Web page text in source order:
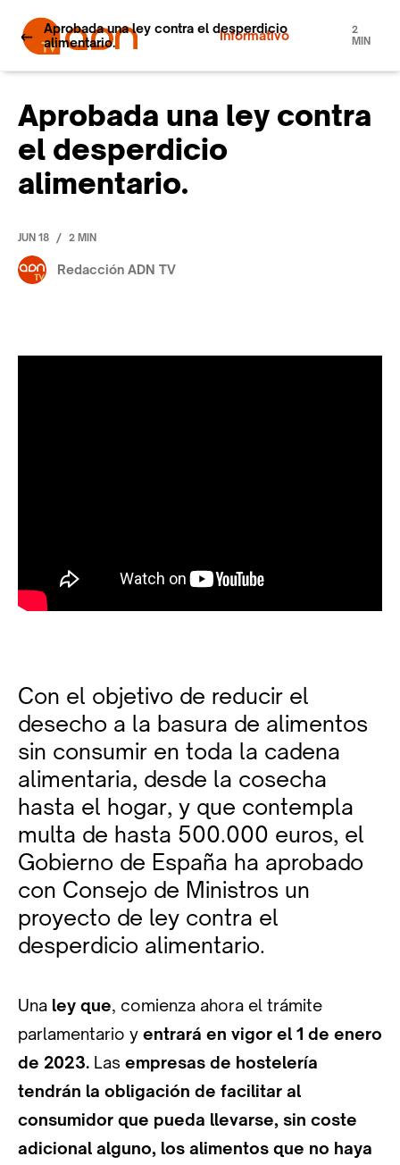
Informativo
Aprobada una ley contra el desperdicio
alimentario.
2
MIN
Aprobada una ley contra
el desperdicio
alimentario.
JUN 18 / 2 MIN
Redacción ADN TV
Con el objetivo de reducir el
desecho a la basura de alimentos
sin consumir en toda la cadena
alimentaria, desde la cosecha
hasta el hogar, y que contempla
multa de hasta 500.000 euros, el
Gobierno de España ha aprobado
con Consejo de Ministros un
proyecto de ley contra el
desperdicio alimentario.
Una ley que, comienza ahora el trámite
parlamentario y entrará en vigor el 1 de enero
de 2023. Las empresas de hostelería
tendrán la obligación de facilitar al
consumidor que pueda llevarse, sin coste
adicional alguno, los alimentos que no haya